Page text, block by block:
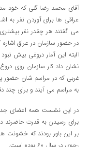
آقای محمد رضا گلی که خود
عراقی ها برای آوردن نفر به
می گفتند هر چقدر نفر
در حضور سازمان در عراق
البته این آمار دروغی بیش
نشان داد کار سازمان روی
غربی که در مراسم شان حضور
به مراسم می آیند و برای چند
در این نشست همه اعضای
برای رسیدن به قدرت حاضرند
بر این باور بودند که خشونت